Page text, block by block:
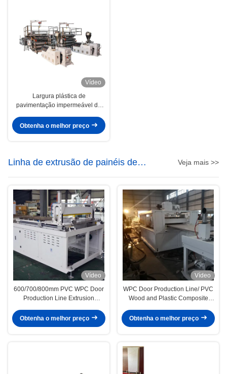
Vídeo
Largura plástica de
pavimentação impermeável da
placa
Obtenha o melhor preço
Linha de extrusão de painéis de
portas WPC
Veja mais >>
Vídeo
600/700/800mm PVC WPC Door
Production Line Extrusion
Frame Profile Door Hot Stamping
Obtenha o melhor preço
Vídeo
WPC Door Production Line/ PVC
Wood and Plastic Composite
Machine /WPC Door Extrusion
Obtenha o melhor preço